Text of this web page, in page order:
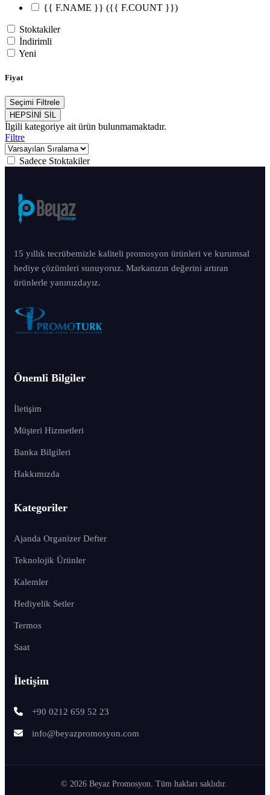
{{ F.NAME }} ({{ F.COUNT }})
Stoktakiler
İndirimli
Yeni
Fiyat
Seçimi Filtrele
HEPSİNİ SİL
İlgili kategoriye ait ürün bulunmamaktadır.
Filtre
Sadece Stoktakiler
15 yıllık tecrübemizle kaliteli promosyon ürünleri ve kurumsal
hediye çözümleri sunuyoruz. Markanızın değerini artıran
ürünlerle yanınızdayız.
Önemli Bilgiler
İletişim
Müşteri Hizmetleri
Banka Bilgileri
Hakkımızda
Kategoriler
Ajanda Organizer Defter
Teknolojik Ürünler
Kalemler
Hediyelik Setler
Termos
Saat
İletişim
+90 0212 659 52 23
info@beyazpromosyon.com
© 2026 Beyaz Promosyon. Tüm hakları saklıdır.